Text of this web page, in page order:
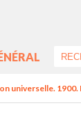
universelle.